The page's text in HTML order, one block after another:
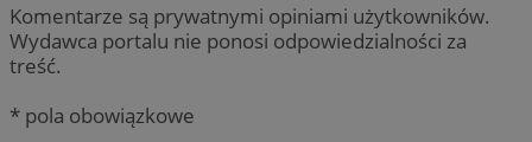
Komentarze są prywatnymi opiniami użytkowników.
Wydawca portalu nie ponosi odpowiedzialności za
treść.
* pola obowiązkowe